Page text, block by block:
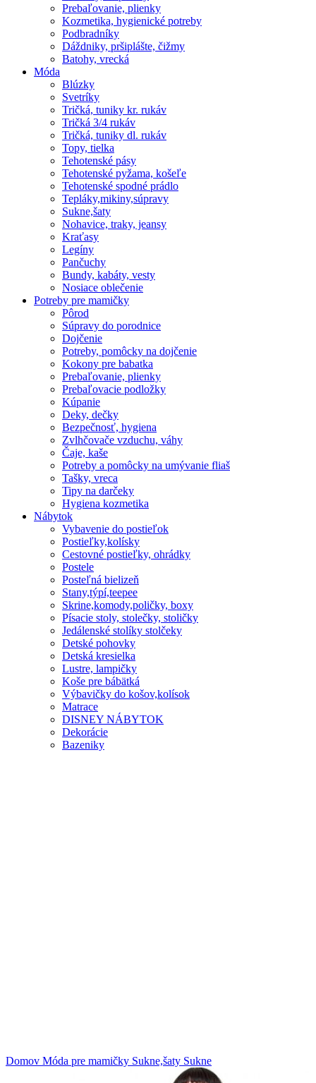
Prebaľovanie, plienky
Kozmetika, hygienické potreby
Podbradníky
Dáždniky, pršiplášte, čižmy
Batohy, vrecká
Móda
Blúzky
Svetríky
Tričká, tuniky kr. rukáv
Tričká 3/4 rukáv
Tričká, tuniky dl. rukáv
Topy, tielka
Tehotenské pásy
Tehotenské pyžama, košeľe
Tehotenské spodné prádlo
Tepláky,mikiny,súpravy
Sukne,šaty
Nohavice, traky, jeansy
Kraťasy
Legíny
Pančuchy
Bundy, kabáty, vesty
Nosiace oblečenie
Potreby pre mamičky
Pôrod
Súpravy do porodnice
Dojčenie
Potreby, pomôcky na dojčenie
Kokony pre babatka
Prebaľovanie, plienky
Prebaľovacie podložky
Kúpanie
Deky, dečky
Bezpečnosť, hygiena
Zvlhčovače vzduchu, váhy
Čaje, kaše
Potreby a pomôcky na umývanie fliaš
Tašky, vreca
Tipy na darčeky
Hygiena kozmetika
Nábytok
Vybavenie do postieľok
Postieľky,kolísky
Cestovné postieľky, ohrádky
Postele
Posteľná bielizeň
Stany,týpí,teepee
Skrine,komody,poličky, boxy
Písacie stoly, stolečky, stoličky
Jedálenské stolíky stolčeky
Detské pohovky
Detská kresielka
Lustre, lampičky
Koše pre bábätká
Výbavičky do košov,kolísok
Matrace
DISNEY NÁBYTOK
Dekorácie
Bazeniky
Domov Móda pre mamičky Sukne,šaty Sukne